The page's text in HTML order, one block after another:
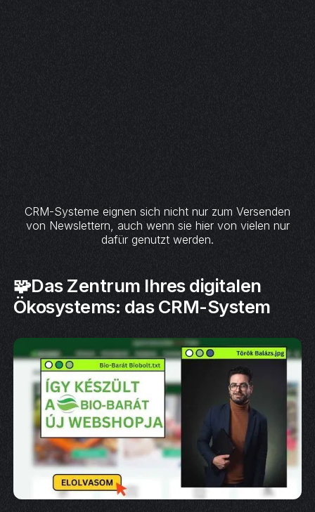
CRM-Systeme eignen sich nicht nur zum Versenden
von Newslettern, auch wenn sie hier von vielen nur
dafür genutzt werden.
🧩Das Zentrum Ihres digitalen
Ökosystems: das CRM-System